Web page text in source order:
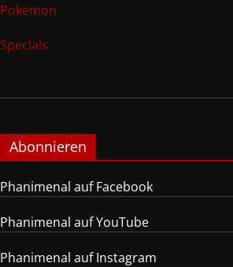
Pokemon
Specials
Abonnieren
Phanimenal auf Facebook
Phanimenal auf YouTube
Phanimenal auf Instagram